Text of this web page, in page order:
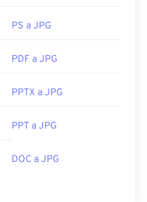
PS a JPG
PDF a JPG
PPTX a JPG
PPT a JPG
DOC a JPG